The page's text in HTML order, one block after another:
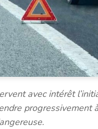
avec intérêt
progressivement